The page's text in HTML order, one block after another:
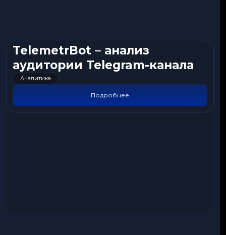
TelemetrBot – анализ
аудитории Telegram-канала
Аналитика
Подробнее